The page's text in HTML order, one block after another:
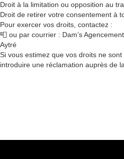
Droit à la limitation ou opposition au
Droit de retirer votre consentement à
Pour exercer vos droits, contactez :
📮 ou par courrier : Dam’s
Aytré
Si vous estimez que vos droits ne
introduire une réclamation auprès de